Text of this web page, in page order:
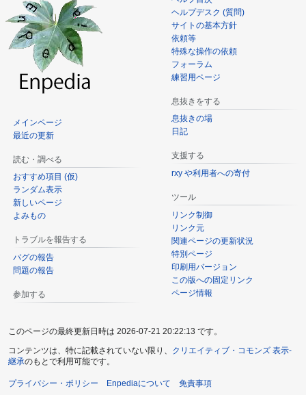
メインページ
最近の更新
読む・調べる
おすすめ項目 (仮)
ランダム表示
新しいページ
よみもの
トラブルを報告する
バグの報告
問題の報告
参加する
ヘルプデスク (質問)
サイトの基本方針
依頼等
特殊な操作の依頼
フォーラム
練習用ページ
息抜きをする
息抜きの場
日記
支援する
rxy や利用者への寄付
ツール
リンク制御
リンク元
関連ページの更新状況
特別ページ
印刷用バージョン
この版への固定リンク
ページ情報
このページの最終更新日時は 2026-07-21 20:22:13 です。
コンテンツは、特に記載されていない限り、 クリエイティブ・コモンズ 表示-
継承のもとで利用可能です。
プライバシー・ポリシー Enpediaについて 免責事項